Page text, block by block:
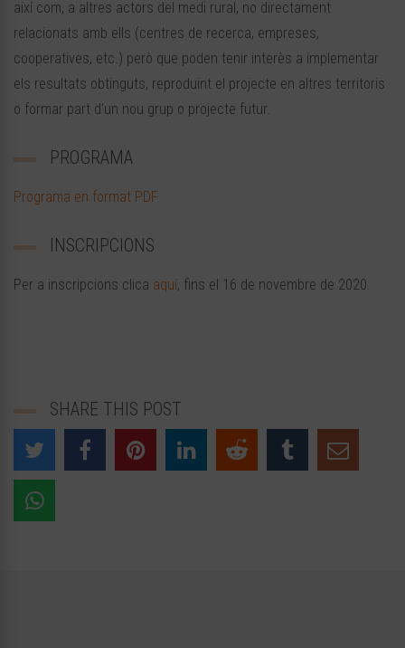
així com, a altres actors del medi rural, no directament
relacionats amb ells (centres de recerca, empreses,
cooperatives, etc.) però que poden tenir interès a implementar
els resultats obtinguts, reproduint el projecte en altres territoris
o formar part d’un nou grup o projecte futur.
PROGRAMA
Programa en format PDF
INSCRIPCIONS
Per a inscripcions clica aquí, fins el 16 de novembre de 2020.
SHARE THIS POST